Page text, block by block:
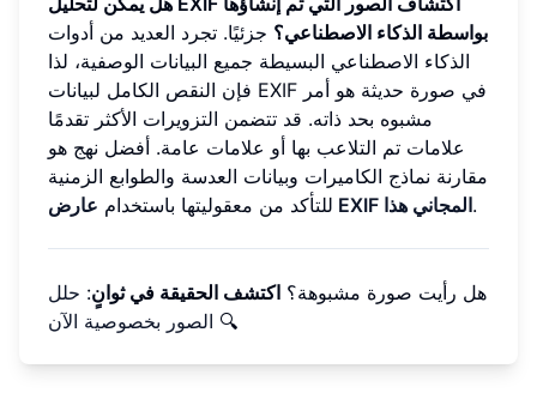
بواسطة الذكاء الاصطناعي؟ جزئيًا. تجرد العديد من أدوات
الذكاء الاصطناعي البسيطة جميع البيانات الوصفية، لذا
فإن النقص الكامل لبيانات EXIF في صورة حديثة هو أمر
مشبوه بحد ذاته. قد تتضمن التزويرات الأكثر تقدمًا
علامات تم التلاعب بها أو علامات عامة. أفضل نهج هو
مقارنة نماذج الكاميرات وبيانات العدسة والطوابع الزمنية
للتأكد من معقوليتها باستخدام
عارض EXIF المجاني هذا.
هل رأيت صورة مشبوهة؟ اكتشف الحقيقة في ثوانٍ: حلل
الصور بخصوصية الآن 🔍